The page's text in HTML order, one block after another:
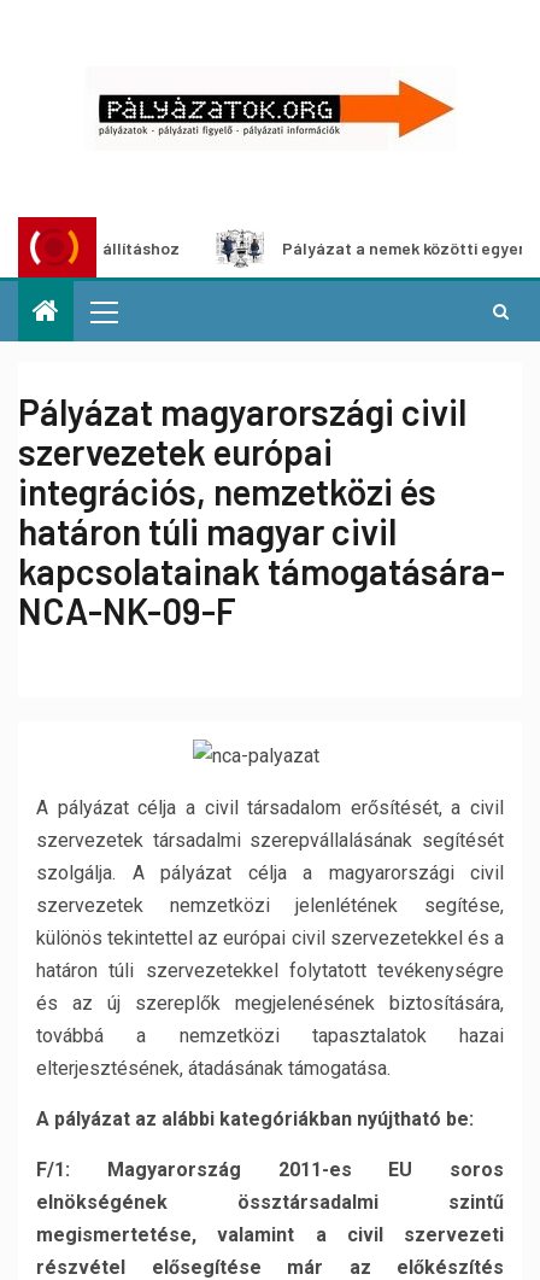
Pályázat a nemek közötti egyenlőség
Pályázat magyarországi civil
szervezetek európai
integrációs, nemzetközi és
határon túli magyar civil
kapcsolatainak támogatására-
NCA-NK-09-F
A pályázat célja a civil társadalom erősítését, a civil
szervezetek társadalmi szerepvállalásának segítését
szolgálja. A pályázat célja a magyarországi civil
szervezetek nemzetközi jelenlétének segítése,
különös tekintettel az európai civil szervezetekkel és a
határon túli szervezetekkel folytatott tevékenységre
és az új szereplők megjelenésének biztosítására,
továbbá a nemzetközi tapasztalatok hazai
elterjesztésének, átadásának támogatása.
A pályázat az alábbi kategóriákban nyújtható be:
F/1: Magyarország 2011-es EU soros
elnökségének össztársadalmi szintű
megismertetése, valamint a civil szervezeti
részvétel elősegítése már az előkészítés